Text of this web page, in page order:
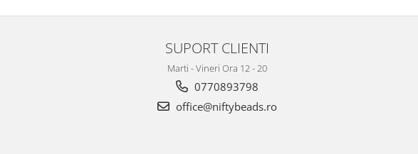
SUPORT CLIENTI
Marti - Vineri Ora 12 - 20
0770893798
office@niftybeads.ro